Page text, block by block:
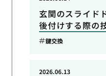
玄関のスライド
後付けする際の
鍵交換
2026.06.13